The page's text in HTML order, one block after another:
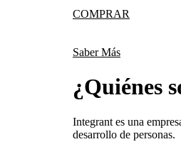
COMPRAR
Saber Más
¿Quiénes
Integrant es una
desarrollo de personas.